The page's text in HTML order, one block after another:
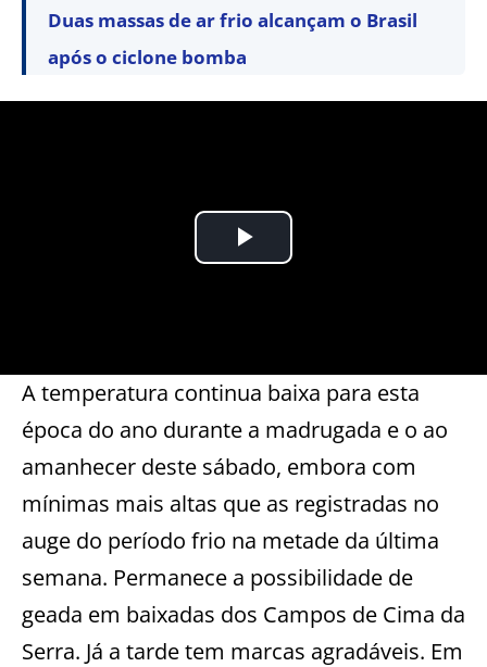
Duas massas de ar frio alcançam o Brasil
após o ciclone bomba
A temperatura continua baixa para esta
época do ano durante a madrugada e o ao
amanhecer deste sábado, embora com
mínimas mais altas que as registradas no
auge do período frio na metade da última
semana. Permanece a possibilidade de
geada em baixadas dos Campos de Cima da
Serra. Já a tarde tem marcas agradáveis. Em